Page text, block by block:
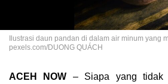
Ilustrasi daun pandan di dalam air minum yang
pexels.com/DUONG QUÁCH
ACEH NOW – Siapa yang tidak